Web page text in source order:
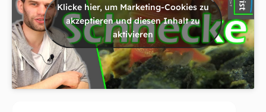
Klicke hier, um Marketing-Cookies zu
akzeptieren und diesen Inhalt zu
aktivieren